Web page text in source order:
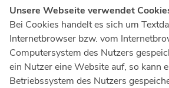
Notruf112
Ärztlicher Notdienst116 117
Giftnotrufzentrale
Tel: +49 22819240
Unsere Webseite verwendet
Bei Cookies handelt es sich um
Internetbrowser bzw. vom
Computersystem des Nutzers
ein Nutzer eine Website auf, so kann
Betriebssystem des Nutzers